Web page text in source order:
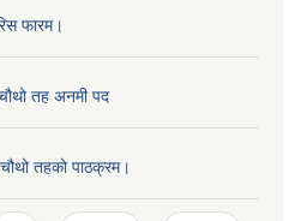
फारम।
तह अनमी पद
तहको पाठक्रम।